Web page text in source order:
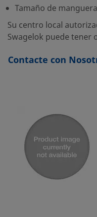
Tamaño de
Su centro local
Swagelok puede tener
Contacte con